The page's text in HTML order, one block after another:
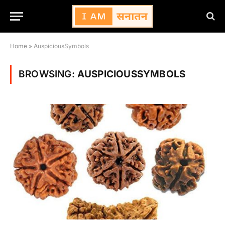
Home » AuspiciousSymbols
BROWSING: AUSPICIOUSSYMBOLS